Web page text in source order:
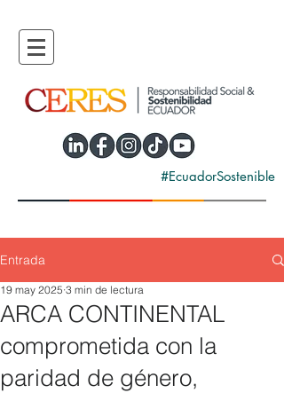
#EcuadorSostenible
Entrada
ARCA CONTINENTAL
comprometida con la
paridad de género,
19 may 2025 3 min de lectura